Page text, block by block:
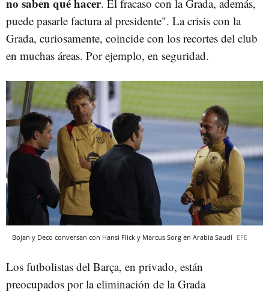
no saben qué hacer. El fracaso con la Grada, además,
puede pasarle factura al presidente". La crisis con la
Grada, curiosamente, coincide con los recortes del club
en muchas áreas. Por ejemplo, en seguridad.
Bojan y Deco conversan con Hansi Flick y Marcus Sorg en Arabia Saudí EFE
Los futbolistas del Barça, en privado, están
preocupados por la eliminación de la Grada